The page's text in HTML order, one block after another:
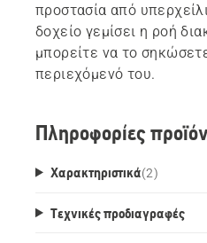
προστασία από
δοχείο γεμίσει η ροή
μπορείτε να το
περιεχόμενό του.
Πληροφορίες
Χαρακτηριστικά(2)
Τεχνικές προδιαγραφές